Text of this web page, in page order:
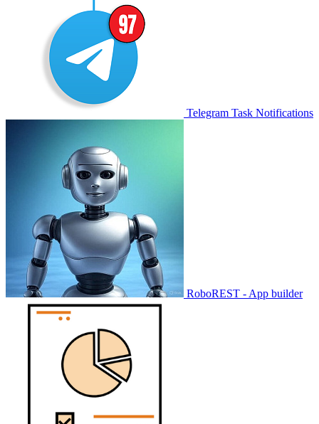
Telegram Task Notifications
RoboREST - App builder